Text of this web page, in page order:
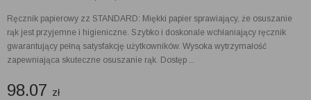
Ręcznik papierowy zz STANDARD: Miękki papier sprawiający, że osuszanie
rąk jest przyjemne i higieniczne. Szybko i doskonale wchłaniający ręcznik
gwarantujący pełną satysfakcję użytkowników. Wysoka wytrzymałość
zapewniająca skuteczne osuszanie rąk. Dostęp ...
98.07 zł